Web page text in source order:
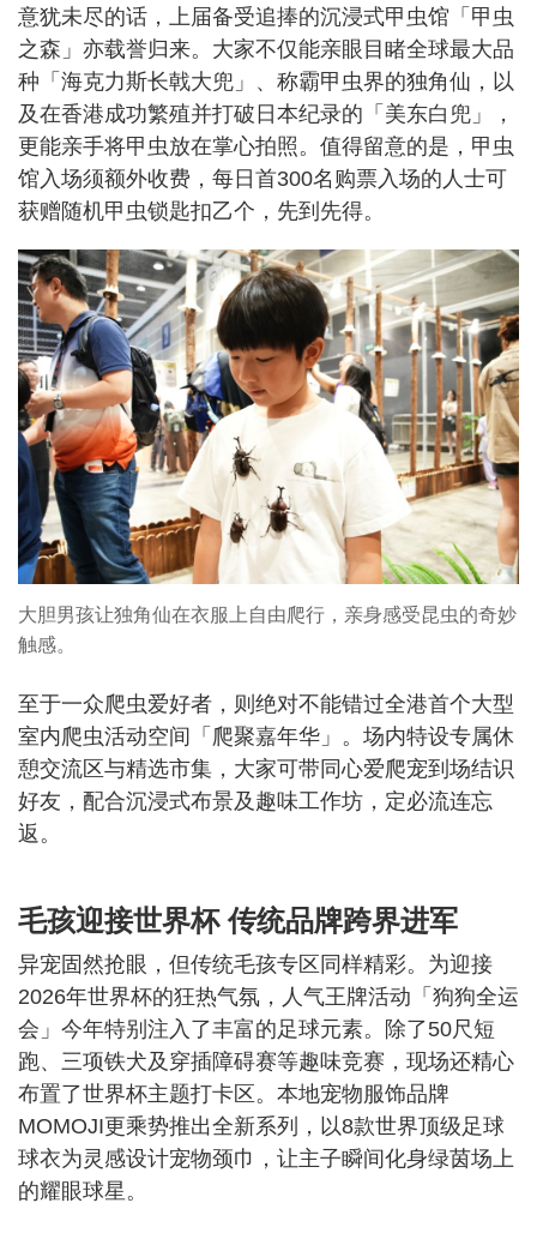
意犹未尽的话，上届备受追捧的沉浸式甲虫馆「甲虫
之森」亦载誉归来。大家不仅能亲眼目睹全球最大品
种「海克力斯长戟大兜」、称霸甲虫界的独角仙，以
及在香港成功繁殖并打破日本纪录的「美东白兜」，
更能亲手将甲虫放在掌心拍照。值得留意的是，甲虫
馆入场须额外收费，每日首300名购票入场的人士可
获赠随机甲虫锁匙扣乙个，先到先得。
大胆男孩让独角仙在衣服上自由爬行，亲身感受昆虫的奇妙
触感。
至于一众爬虫爱好者，则绝对不能错过全港首个大型
室内爬虫活动空间「爬聚嘉年华」。场内特设专属休
憩交流区与精选市集，大家可带同心爱爬宠到场结识
好友，配合沉浸式布景及趣味工作坊，定必流连忘
返。
毛孩迎接世界杯 传统品牌跨界进军
异宠固然抢眼，但传统毛孩专区同样精彩。为迎接
2026年世界杯的狂热气氛，人气王牌活动「狗狗全运
会」今年特别注入了丰富的足球元素。除了50尺短
跑、三项铁犬及穿插障碍赛等趣味竞赛，现场还精心
布置了世界杯主题打卡区。本地宠物服饰品牌
MOMOJI更乘势推出全新系列，以8款世界顶级足球
球衣为灵感设计宠物颈巾，让主子瞬间化身绿茵场上
的耀眼球星。